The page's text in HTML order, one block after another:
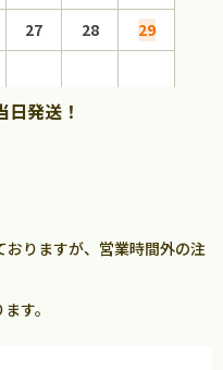
27 28
29
発送！
りますが、営業時間外の注
す。